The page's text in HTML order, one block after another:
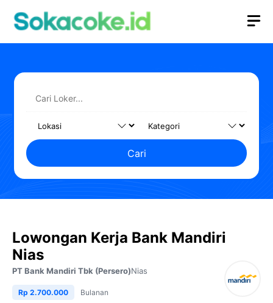
Cari
Lowongan Kerja Bank Mandiri
Nias
PT Bank Mandiri Tbk (Persero)Nias
Rp 2.700.000 Bulanan